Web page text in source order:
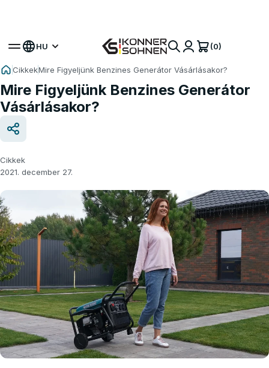
HU (0)
CikkekMire Figyeljünk Benzines Generátor Vásárlásakor?
Mire Figyeljünk Benzines Generátor
Vásárlásakor?
Cikkek
2021. december 27.